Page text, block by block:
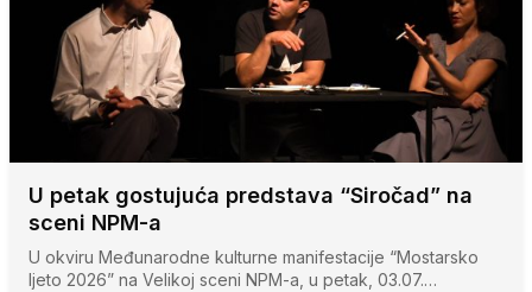
U petak gostujuća predstava “Siročad” na
sceni NPM-a
U okviru Međunarodne kulturne manifestacije “Mostarsko
ljeto 2026” na Velikoj sceni NPM-a, u petak, 03.07.…